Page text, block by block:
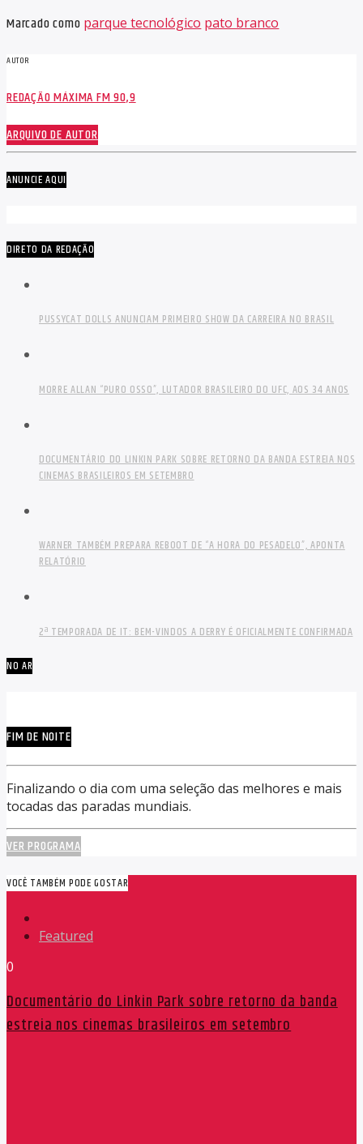
Marcado como parque tecnológico pato branco
AUTOR
REDAÇÃO MÁXIMA FM 90,9
ARQUIVO DE AUTOR
ANUNCIE AQUI
DIRETO DA REDAÇÃO
PUSSYCAT DOLLS ANUNCIAM PRIMEIRO SHOW DA CARREIRA NO BRASIL
MORRE ALLAN “PURO OSSO”, LUTADOR BRASILEIRO DO UFC, AOS 34 ANOS
DOCUMENTÁRIO DO LINKIN PARK SOBRE RETORNO DA BANDA ESTREIA NOS
CINEMAS BRASILEIROS EM SETEMBRO
WARNER TAMBÉM PREPARA REBOOT DE “A HORA DO PESADELO”, APONTA
RELATÓRIO
2ª TEMPORADA DE IT: BEM-VINDOS A DERRY É OFICIALMENTE CONFIRMADA
NO AR
FIM DE NOITE
Finalizando o dia com uma seleção das melhores e mais
tocadas das paradas mundiais.
VER PROGRAMA
VOCÊ TAMBÉM PODE GOSTAR
Featured
0
Documentário do Linkin Park sobre retorno da banda
estreia nos cinemas brasileiros em setembro